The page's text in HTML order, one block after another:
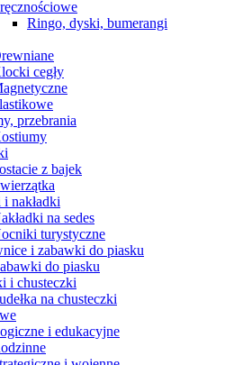
Ringo, dyski, bumerangi
cegły
przebrania
z bajek
nakładki
na sedes
turystyczne
i zabawki do piasku
do piasku
i chusteczki
na chusteczki
i edukacyjne